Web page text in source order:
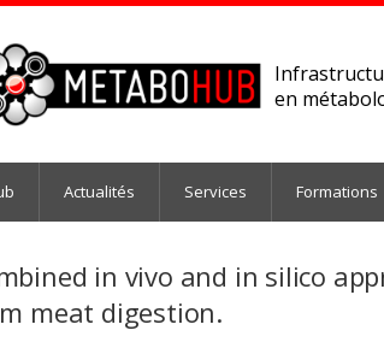
en
Actualités Services Formations
in vivo and in silico
meat digestion.